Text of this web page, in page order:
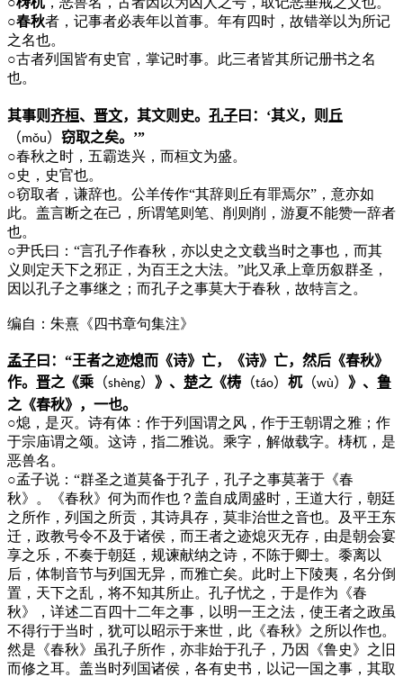
○春秋者，记事者必表年以首事。年有四时，故错举以为所记
之名也。
○古者列国皆有史官，掌记时事。此三者皆其所记册书之名
也。
其事则齐桓、 晋文，其文则史。 孔子曰：‘其义，则 丘
（mǒu） 窃取之矣。’”
○春秋之时，五霸迭兴，而桓文为盛。
○史，史官也。
○窃取者，谦辞也。公羊传作“其辞则丘有罪焉尔”，意亦如
此。盖言断之在己，所谓笔则笔、削则削，游夏不能赞一辞者
也。
○尹氏曰：“言孔子作春秋，亦以史之文载当时之事也，而其
义则定天下之邪正，为百王之大法。”此又承上章历叙群圣，
因以孔子之事继之；而孔子之事莫大于春秋，故特言之。
编自：朱熹《四书章句集注》
孟子曰：“王者之迹熄而《诗》亡，《诗》亡，然后《春秋》
作。 晋之《乘 （shèng） 》、 楚之《梼 （táo） 杌（wù） 》、 鲁
之《春秋》，一也。
○熄，是灭。诗有体：作于列国谓之风，作于王朝谓之雅；作
于宗庙谓之颂。这诗，指二雅说。乘字，解做载字。梼杌，是
恶兽名。
○孟子说：“群圣之道莫备于孔子，孔子之事莫著于《春
秋》。《春秋》何为而作也？盖自成周盛时，王道大行，朝廷
之所作，列国之所贡，其诗具存，莫非治世之音也。及平王东
迁，政教号令不及于诸侯，而王者之迹熄灭无存，由是朝会宴
享之乐，不奏于朝廷，规谏献纳之诗，不陈于卿士。黍离以
后，体制音节与列国无异，而雅亡矣。此时上下陵夷，名分倒
置，天下之乱，将不知其所止。孔子忧之，于是作为《春
秋》，详述二百四十二年之事，以明一王之法，使王者之政虽
不得行于当时，犹可以昭示于来世，此《春秋》之所以作也。
然是《春秋》虽孔子所作，亦非始于孔子，乃因《鲁史》之旧
而修之耳。盖当时列国诸侯，各有史书，以记一国之事，其取